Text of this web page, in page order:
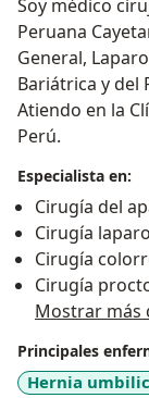
Soy médico
Peruana
General,
Bariátrica y del
Atiendo en la
Perú.
Especialista en:
Cirugía del
Cirugía
Cirugía
Cirugía
Mostrar más
Principales
Hernia